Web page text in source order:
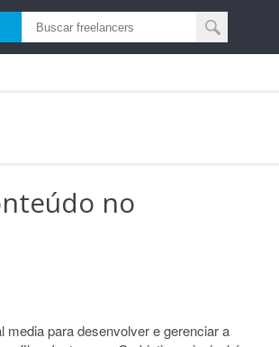
no
para desenvolver e gerenciar a